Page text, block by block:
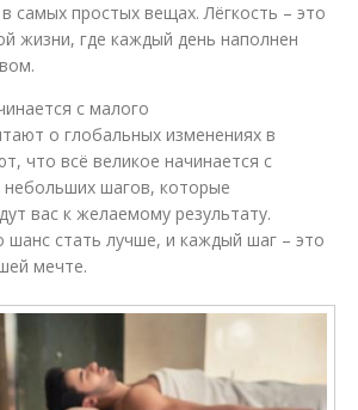
самых простых вещах. Лёгкость – это
жизни, где каждый день наполнен
с малого
о глобальных изменениях в
что всё великое начинается с
небольших шагов, которые
вас к желаемому результату.
шанс стать лучше, и каждый шаг – это
мечте.